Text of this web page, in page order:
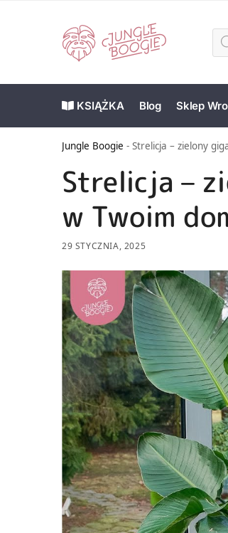
KSIĄŻKA Blog Sklep
Jungle Boogie - Strelicja – zielony
Strelicja –
w Twoim
29 STYCZNIA, 2025